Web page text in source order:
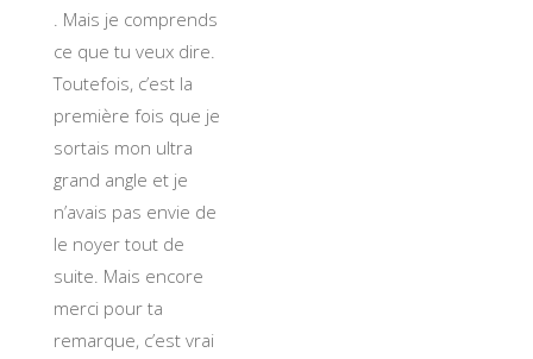
. Mais je comprends
ce que tu veux dire.
Toutefois, c’est la
première fois que je
sortais mon ultra
grand angle et je
n’avais pas envie de
le noyer tout de
suite. Mais encore
merci pour ta
remarque, c’est vrai